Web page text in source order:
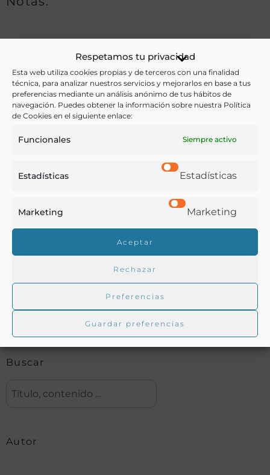
Respetamos tu privacidad
Esta web utiliza cookies propias y de terceros con una finalidad
técnica, para analizar nuestros servicios y mejorarlos en base a tus
preferencias mediante un análisis anónimo de tus hábitos de
navegación. Puedes obtener la información sobre nuestra Política
de Cookies en el siguiente enlace:
Funcionales Siempre activo
Estadísticas Estadísticas
Marketing Marketing
Aceptar
Rechazar
Preferencias
Guardar preferencias
Adulteraciones,Alimentos ,Bebidas,Ganadería,
Química
Ver más libros con las palabras clave:
Buscar en la biblioteca
Biblioteca digital Duque de Ahumada
Buscar
Autor